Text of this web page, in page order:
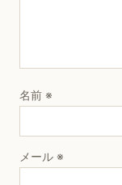
名前 ※
メール ※